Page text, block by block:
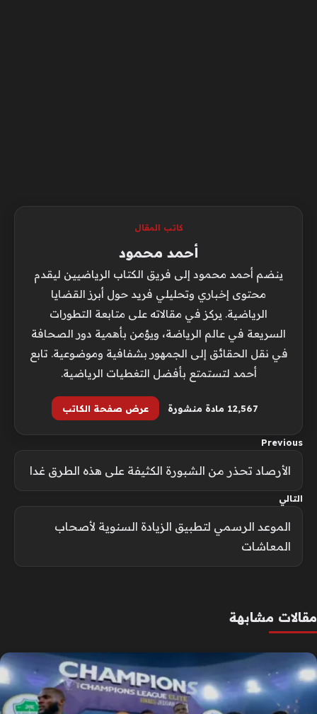
كاتب المقال
أحمد محمود
ينضم أحمد محمود إلى فريق الكتاب الرياضيين ليقدم
محتوى إخباري وتحليلي فريد حول أبرز القضايا
الرياضية. يركز في مقالاته على متابعة التطورات
السريعة في عالم الرياضة، ويؤمن بأهمية دور الصحافة
في نقل الحقائق إلى الجمهور بشفافية وموضوعية. تابع
أحمد لتستمتع بأفضل التغطيات الرياضية.
12٬567 مادة منشورة عرض صفحة الكاتب
Previous
الأرصاد تحذر من الشبورة الكثيفة على هذه الطرق غدا
التالي
الموعد الرسمي لتطبيق الزيادة السنوية لأصحاب
المعاشات
مقالات مشابهة